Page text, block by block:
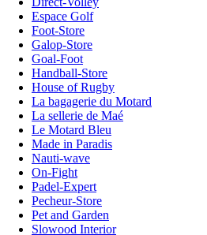
Espace Golf
Foot-Store
Galop-Store
Goal-Foot
Handball-Store
House of Rugby
La bagagerie du Motard
La sellerie de Maé
Le Motard Bleu
Made in Paradis
Nauti-wave
On-Fight
Padel-Expert
Pecheur-Store
Pet and Garden
Slowood Interior